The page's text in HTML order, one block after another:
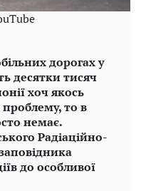
дорогах у
десятки тисяч
хоч якось
то в
немає.
Радіаційно-
до особливої